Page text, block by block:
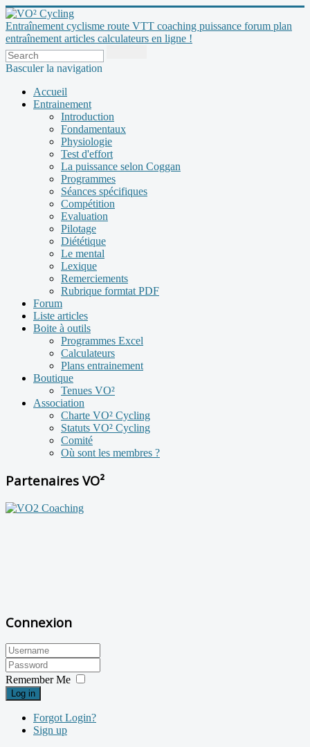
Entraînement cyclisme route VTT coaching puissance forum plan
entraînement articles calculateurs en ligne !
Basculer la navigation
Accueil
Entrainement
Introduction
Fondamentaux
Physiologie
Test d'effort
La puissance selon Coggan
Programmes
Séances spécifiques
Compétition
Evaluation
Pilotage
Diététique
Le mental
Lexique
Remerciements
Rubrique formtat PDF
Forum
Liste articles
Boite à outils
Programmes Excel
Calculateurs
Plans entrainement
Boutique
Tenues VO²
Association
Charte VO² Cycling
Statuts VO² Cycling
Comité
Où sont les membres ?
Partenaires VO²
Connexion
Remember Me
Log in
Forgot Login?
Sign up